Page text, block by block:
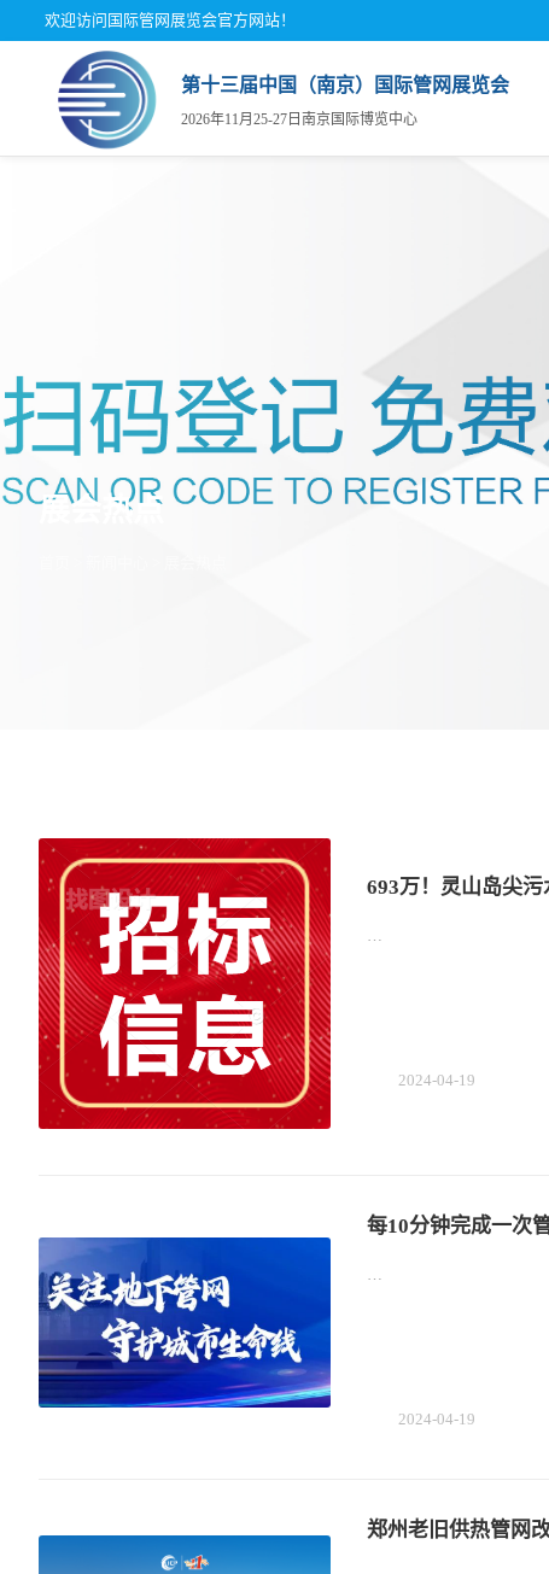
欢迎访问国际管网展览会官方网站！
第十三届中国（南京）国际管网展览会
2026年11月25-27日南京国际博览中心
展馆分
展会热点
693万！灵山岛尖
2024-04-19
每10分钟完成一次
2024-04-19
郑州老旧供热管网